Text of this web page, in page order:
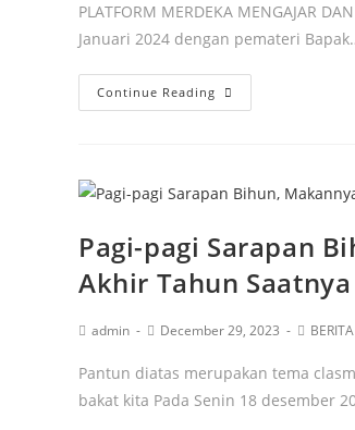
PLATFORM MERDEKA MENGAJAR
Januari 2024 dengan pemateri
Continue Reading
Pagi-pagi Sarapan
Akhir Tahun
admin December 29, 2023 BERITA
Pantun diatas merupakan tema
bakat kita Pada Senin 18 desember